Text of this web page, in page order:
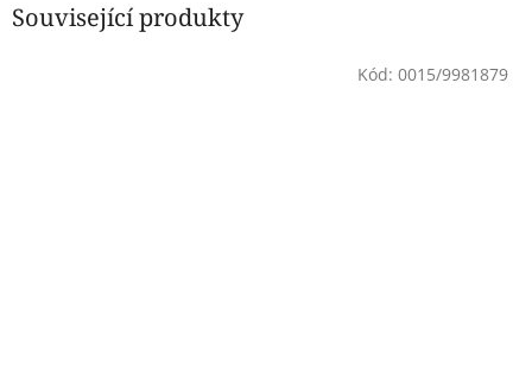
Související produkty
Kód: 0015/9981879